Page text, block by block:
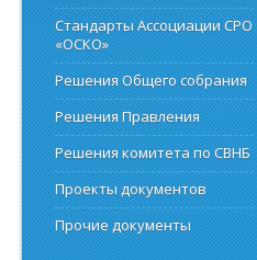
Стандарты Ассоциации СРО
«ОСКО»
Решения Общего собрания
Решения Правления
Решения комитета по СВНБ
Проекты документов
Прочие документы